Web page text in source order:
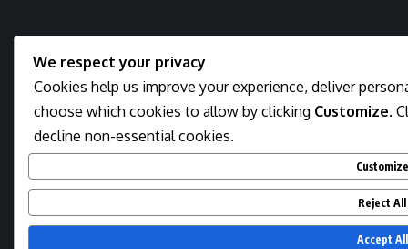
We respect your privacy
Cookies help us improve your experience, deliver
choose which cookies to allow by clicking Customize.
decline non-essential cookies.
Customize
Reject All
Accept All